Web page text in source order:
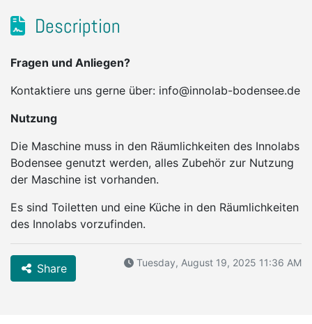
Description
Fragen und Anliegen?
Kontaktiere uns gerne über: info@innolab-bodensee.de
Nutzung
Die Maschine muss in den Räumlichkeiten des Innolabs
Bodensee genutzt werden, alles Zubehör zur Nutzung
der Maschine ist vorhanden.
Es sind Toiletten und eine Küche in den Räumlichkeiten
des Innolabs vorzufinden.
Share Tuesday, August 19, 2025 11:36 AM